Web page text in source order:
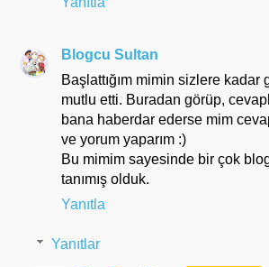
Blogcu Sultan
Başlattığım mimin sizlere kadar
mutlu etti. Buradan görüp,
bana haberdar ederse mim
ve yorum yaparım :)
Bu mimim sayesinde bir çok
tanımış olduk.
Yanıtla
Yanıtlar